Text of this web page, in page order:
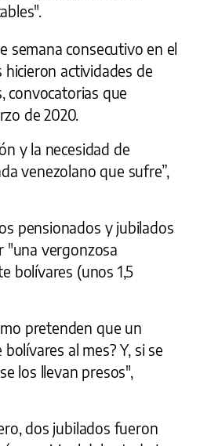
semana consecutivo en el
actividades de
convocatorias que
de 2020.
y la necesidad de
venezolano que sufre”,
pensionados y jubilados
"una vergonzosa
bolívares (unos 1,5
pretenden que un
al mes? Y, si se
los llevan presos",
dos jubilados fueron